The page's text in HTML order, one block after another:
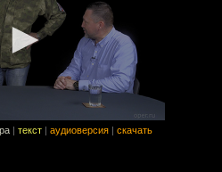
текст аудиоверсия скачать